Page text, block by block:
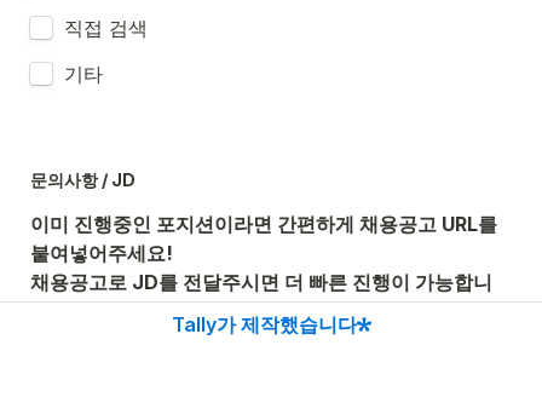
직접 검색
기타
이미 진행중인 포지션이라면 간편하게 채용공고 URL를
붙여넣어주세요!
채용공고로 JD를 전달주시면 더 빠른 진행이 가능합니
다.
Tally가 제작했습니다